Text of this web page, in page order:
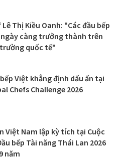
Lê Thị Kiều Oanh: "Các đầu bếp
càng trưởng thành trên
quốc tế"
Việt khẳng định dấu ấn tại
Chefs Challenge 2026
Việt Nam lập kỳ tích tại Cuộc
bếp Tài năng Thái Lan 2026
năm